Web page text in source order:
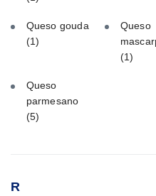
Queso gouda
(1)
Queso
(1)
Queso
parmesano
(5)
R